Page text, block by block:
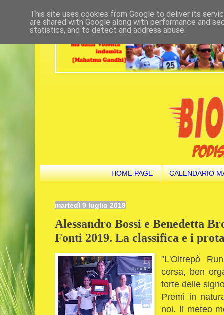
HOME PAGE CALENDARIO
martedì 9 luglio 2019
Alessandro Bossi e Benedetta
Fonti 2019. La classifica e i
"L'Oltrepò
corsa, ben
torte delle
Premi in
noi. Il meteo
This site uses cookies from Google to deliver its
are shared with Google along with performance and
statistics, and to detect and address abuse.